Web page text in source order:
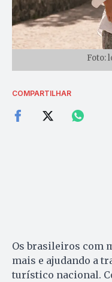
Foto:
COMPARTILHAR
Os brasileiros com
mais e ajudando a
turístico nacional.